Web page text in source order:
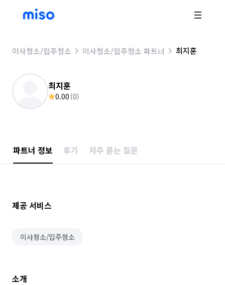
이사청소/입주청소 이사청소/입주청소 파트너 최지훈
최지훈
0.00 (0)
파트너 정보 후기 자주 묻는 질문
제공 서비스
이사청소/입주청소
소개